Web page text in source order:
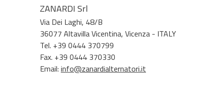
ZANARDI Srl
Via Dei Laghi, 48/B
36077 Altavilla Vicentina, Vicenza - ITALY
Tel. +39 0444 370799
Fax. +39 0444 370330
Email: info@zanardialternatori.it